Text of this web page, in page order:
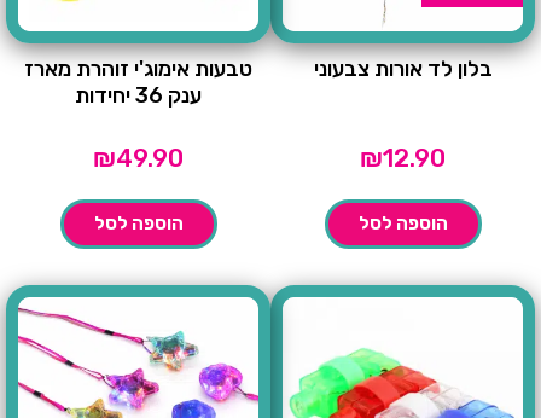
בלון לד אורות צבעוני
₪12.90
הוספה לסל
טבעות אימוג'י זוהרת מארז
ענק 36 יחידות
₪49.90
הוספה לסל